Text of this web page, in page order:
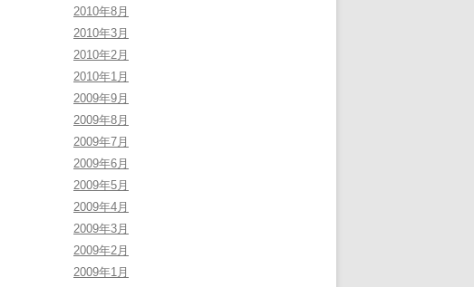
2010年8月
2010年3月
2010年2月
2010年1月
2009年9月
2009年8月
2009年7月
2009年6月
2009年5月
2009年4月
2009年3月
2009年2月
2009年1月